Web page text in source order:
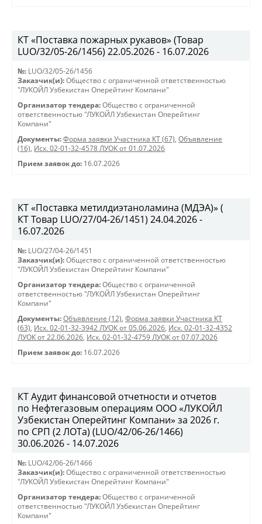
КТ «Поставка пожарных рукавов» (Товар
LUO/32/05-26/1456) 22.05.2026 - 16.07.2026
№: LUO/32/05-26/1456
Заказчик(и): Общество с ограниченной ответственностью
"ЛУКОЙЛ Узбекистан Оперейтинг Компани"
Организатор тендера: Общество с ограниченной
ответственностью "ЛУКОЙЛ Узбекистан Оперейтинг
Компани"
Документы: Форма заявки Участника КТ (67), Объявление
(16), Исх. 02-01-32-4578 ЛУОК от 01.07.2026
Прием заявок до: 16.07.2026
KT «Поставка метилдиэтаноламина (МДЭА)» (
КТ Товар LUO/27/04-26/1451) 24.04.2026 -
16.07.2026
№: LUO/27/04-26/1451
Заказчик(и): Общество с ограниченной ответственностью
"ЛУКОЙЛ Узбекистан Оперейтинг Компани"
Организатор тендера: Общество с ограниченной
ответственностью "ЛУКОЙЛ Узбекистан Оперейтинг
Компани"
Документы: Объявление (12), Форма заявки Участника КТ
(63), Исх. 02-01-32-3942 ЛУОК от 05.06.2026, Исх. 02-01-32-4352
ЛУОК от 22.06.2026, Исх. 02-01-32-4759 ЛУОК от 07.07.2026
Прием заявок до: 16.07.2026
КТ Аудит финансовой отчетности и отчетов
по Нефтегазовым операциям ООО «ЛУКОЙЛ
Узбекистан Оперейтинг Компани» за 2026 г.
по СРП (2 ЛОТа) (LUO/42/06-26/1466)
30.06.2026 - 14.07.2026
№: LUO/42/06-26/1466
Заказчик(и): Общество с ограниченной ответственностью
"ЛУКОЙЛ Узбекистан Оперейтинг Компани"
Организатор тендера: Общество с ограниченной
ответственностью "ЛУКОЙЛ Узбекистан Оперейтинг
Компани"